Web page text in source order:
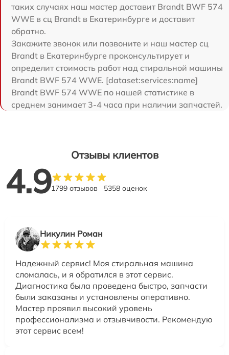
таких случаях наш мастер доставит Brandt BWF 574
WWE в сц Brandt в Екатеринбурге и доставит
обратно.
Закажите звонок или позвоните и наш мастер сц
Brandt в Екатеринбурге проконсультирует и
определит стоимость работ над стиральной машины
Brandt BWF 574 WWE. [dataset:services:name]
Brandt BWF 574 WWE по нашей статистике в
среднем занимает 3-4 часа при наличии запчастей.
Отзывы клиентов
4.91799 отзывов 5358 оценок
Никулин Роман
Надежный сервис! Моя стиральная машина
сломалась, и я обратился в этот сервис.
Диагностика была проведена быстро, запчасти
были заказаны и установлены оперативно.
Мастер проявил высокий уровень
профессионализма и отзывчивости. Рекомендую
этот сервис всем!